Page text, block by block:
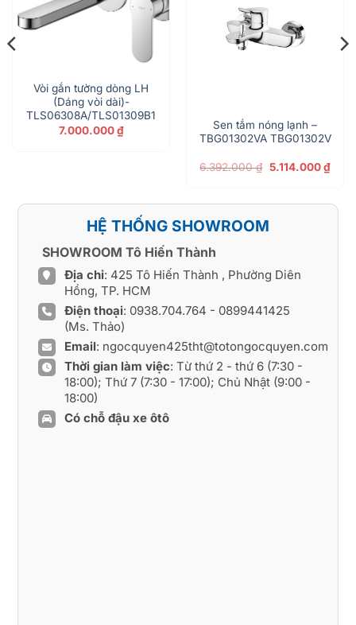
Vòi gắn tường dòng LH
(Dáng vòi dài)-
TLS06308A/TLS01309B1
7.000.000₫
Sen tắm nóng lạnh –
TBG01302VA TBG01302V
6.392.000₫ Giá
5.114.000₫Giá
hiện
₫.
HỆ THỐNG SHOWROOM
SHOWROOM Tô Hiến Thành
Địa chỉ: 425 Tô Hiến Thành , Phường Diên
Hồng, TP. HCM
Điện thoại: 0938.704.764 - 0899441425
(Ms. Thảo)
Email: ngocquyen425tht@totongocquyen.com
Thời gian làm việc: Từ thứ 2 - thứ 6 (7:30 -
18:00); Thứ 7 (7:30 - 17:00); Chủ Nhật (9:00 -
18:00)
Có chỗ đậu xe ôtô